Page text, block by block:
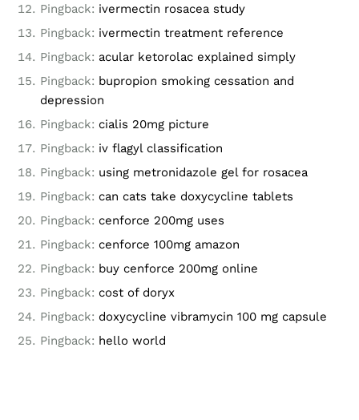
Pingback: ivermectin rosacea study
Pingback: ivermectin treatment reference
Pingback: acular ketorolac explained simply
Pingback: bupropion smoking cessation and
depression
Pingback: cialis 20mg picture
Pingback: iv flagyl classification
Pingback: using metronidazole gel for rosacea
Pingback: can cats take doxycycline tablets
Pingback: cenforce 200mg uses
Pingback: cenforce 100mg amazon
Pingback: buy cenforce 200mg online
Pingback: cost of doryx
Pingback: doxycycline vibramycin 100 mg capsule
Pingback: hello world